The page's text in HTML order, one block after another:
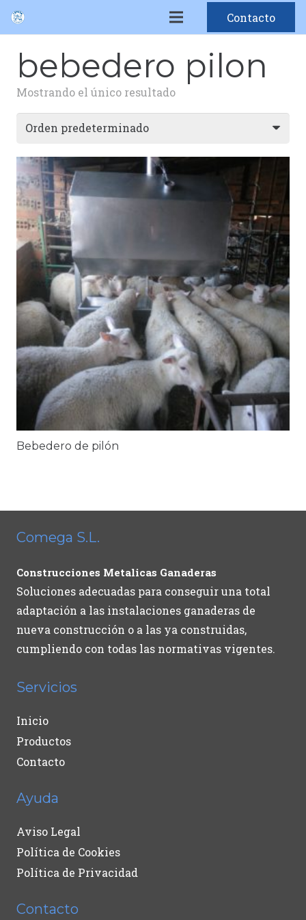
Contacto
bebedero pilon
Mostrando el único resultado
Bebedero de pilón
Comega S.L.
Construcciones Metalicas Ganaderas
Soluciones adecuadas para conseguir una total
adaptación a las instalaciones ganaderas de
nueva construcción o a las ya construidas,
cumpliendo con todas las normativas vigentes.
Servicios
Inicio
Productos
Contacto
Ayuda
Aviso Legal
Política de Cookies
Política de Privacidad
Contacto